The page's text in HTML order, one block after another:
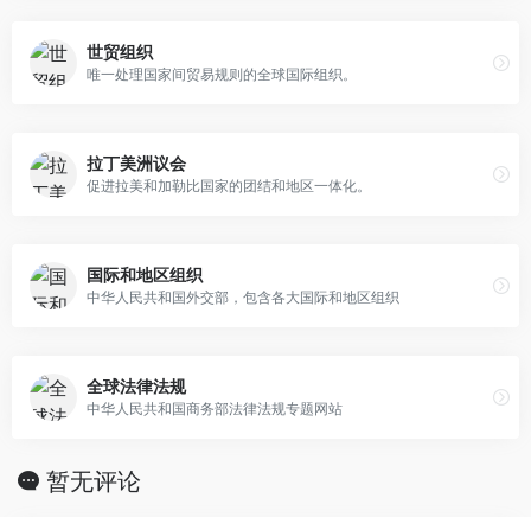
世贸组织
唯一处理国家间贸易规则的全球国际组织。
拉丁美洲议会
促进拉美和加勒比国家的团结和地区一体化。
国际和地区组织
中华人民共和国外交部，包含各大国际和地区组织
全球法律法规
中华人民共和国商务部法律法规专题网站
暂无评论